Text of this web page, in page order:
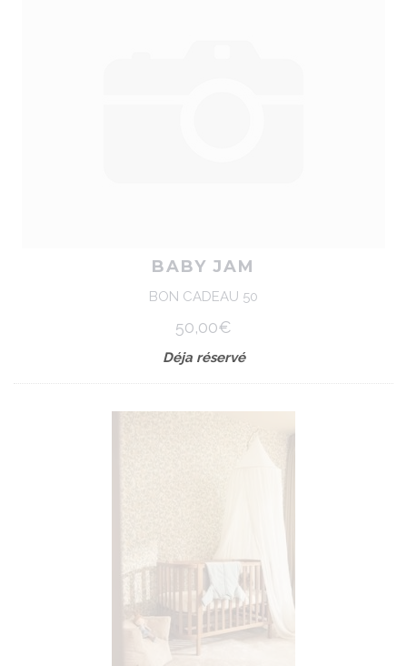
BABY JAM
BON CADEAU 50
50,00€
Déja réservé